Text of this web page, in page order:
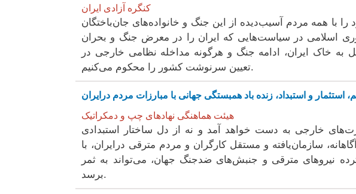
کنگره آزادی ایران
با همه مردم آسیب‌دیده از این جنگ و خانواده‌های جان‌باختگان
اسلامی در سیاست‌هایی که ایران را در معرض جنگ و بحران
به خاک ایران، ادامه جنگ و هرگونه مداخله نظامی خارجی در
تعیین سرنوشت کشور را محکوم می‌کنیم.
استثمار و استبداد، زنده باد همبستگی جهانی با مبارزات مردم درایران
هیئت هماهنگی نهادهای چپ و دمکراتیک
خارجی به دست خواهد آمد و نه از دل ساختار استبدادی
سازمان‌یافته و مستقل کارگران و مردم مترقی درایران، با
نیروهای مترقی و جنبش‌های ضدجنگ جهان، می‌تواند به ثمر
برسد.